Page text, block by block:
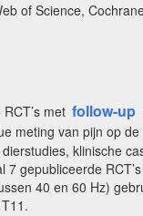
of Science,
met follow-up
meting van pijn op de
klinische
7 gepubliceerde
40 en 60 Hz)